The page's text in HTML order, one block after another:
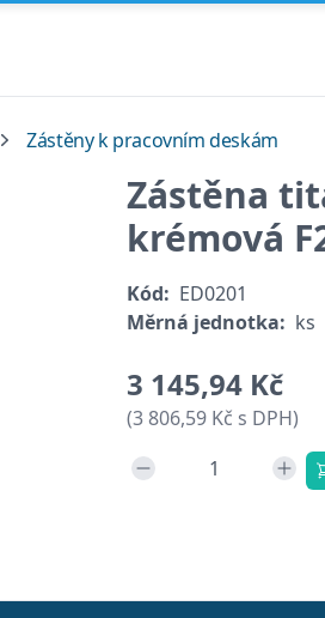
Zástěny k pracovním deskám
Zástěna
krémová
Kód: ED0201
Měrná jednotka: ks
3 145,94 Kč
(3 806,59 Kč s DPH)